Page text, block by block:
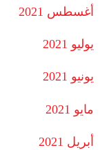
أغسطس 2021
يوليو 2021
يونيو 2021
مايو 2021
أبريل 2021